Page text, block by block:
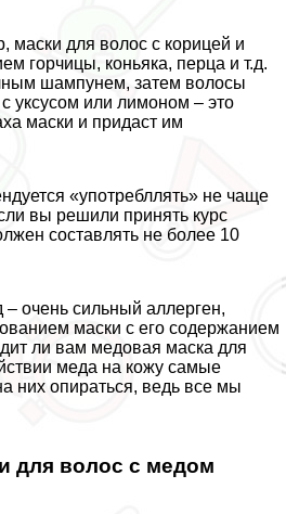
маски для волос с корицей и
горчицы, коньяка, перца и т.д.
шампунем, затем волосы
уксусом или лимоном – это
маски и придаст им
«употрeбллять» не чаще
вы решили принять курс
составлять не более 10
очень сильный аллерген,
маски с его содержанием
ли вам медовая маска для
меда на кожу самые
них опираться, ведь все мы
для волос с медом